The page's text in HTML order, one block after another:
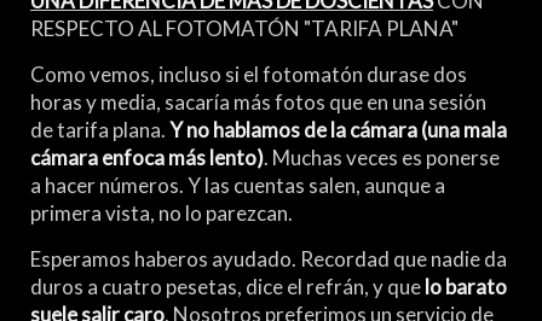
RESPECTO AL FOTOMATÓN "TARIFA PLANA"
Como vemos, incluso si el fotomatón durase dos
horas y media, sacaría más fotos que en una sesión
de tarifa plana.Y no hablamos de la cámara (una mala
cámara enfoca más lento). Muchas veces es ponerse
a hacer números. Y las cuentas salen, aunque a
primera vista, no lo parezcan.
Esperamos haberos ayudado. Recordad que nadie da
duros a cuatro pesetas, dice el refrán, y quelo barato
suele salir caro. Nosotros preferimos un servicio de